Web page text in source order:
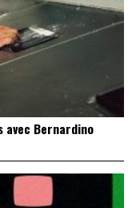
avec Bernardino